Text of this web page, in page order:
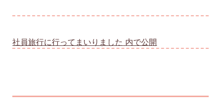
社員旅行に行ってまいりました 内で公開